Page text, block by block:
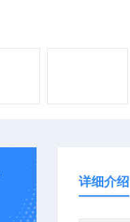
详细介绍